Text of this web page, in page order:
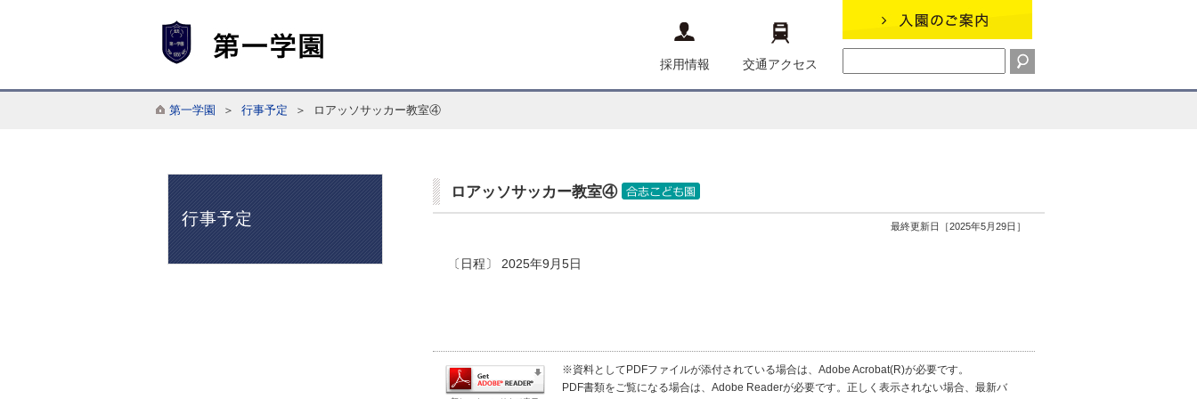
採用情報 交通アクセス
第一学園 ＞ 行事予定 ＞ ロアッソサッカー教室④
行事予定
ロアッソサッカー教室④
最終更新日［2025年5月29日］
〔日程〕 2025年9月5日
※資料としてPDFファイルが添付されている場合は、Adobe Acrobat(R)が必要です。
PDF書類をご覧になる場合は、Adobe Readerが必要です。正しく表示されない場合、最新バ